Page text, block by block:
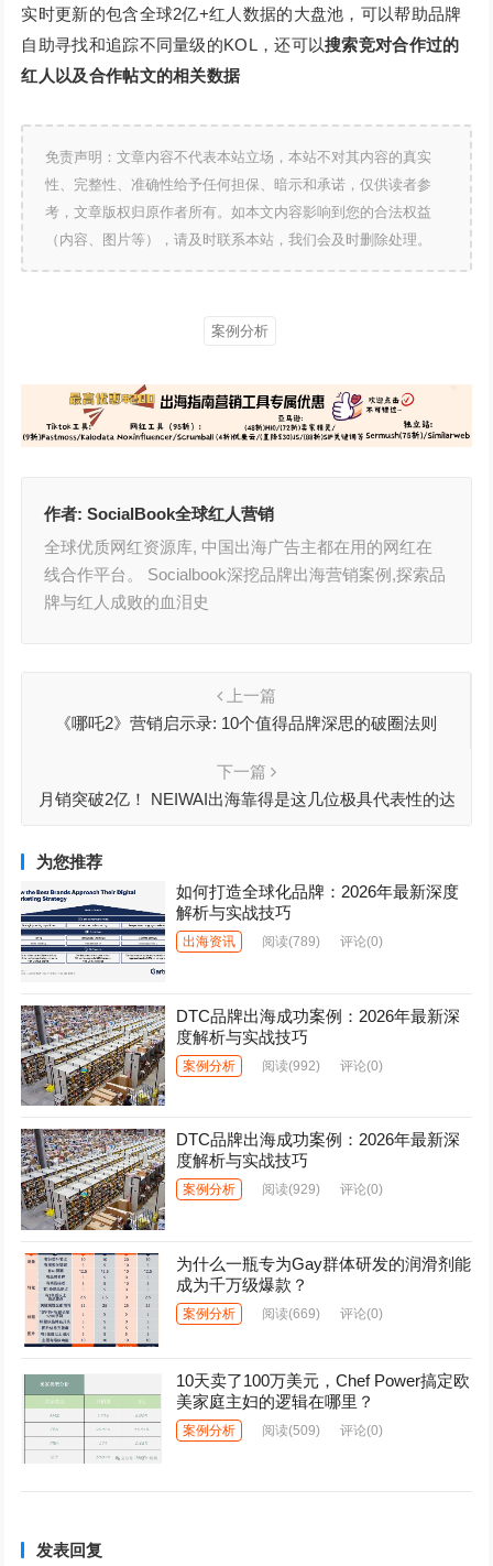
实时更新的包含全球2亿+红人数据的大盘池，可以帮助品牌
自助寻找和追踪不同量级的KOL，还可以搜索竞对合作过的
红人以及合作帖文的相关数据
免责声明：文章内容不代表本站立场，本站不对其内容的真实
性、完整性、准确性给予任何担保、暗示和承诺，仅供读者参
考，文章版权归原作者所有。如本文内容影响到您的合法权益
（内容、图片等），请及时联系本站，我们会及时删除处理。
案例分析
作者:SocialBook全球红人营销
全球优质网红资源库, 中国出海广告主都在用的网红在
线合作平台。 Socialbook深挖品牌出海营销案例,探索品
牌与红人成败的血泪史
上一篇
《哪吒2》营销启示录: 10个值得品牌深思的破圈法则
下一篇
月销突破2亿！ NEIWAI出海靠得是这几位极具代表性的达
为您推荐
如何打造全球化品牌：2026年最新深度
解析与实战技巧
出海资讯 阅读(789) 评论(0)
DTC品牌出海成功案例：2026年最新深
度解析与实战技巧
案例分析 阅读(992) 评论(0)
DTC品牌出海成功案例：2026年最新深
度解析与实战技巧
案例分析 阅读(929) 评论(0)
为什么一瓶专为Gay群体研发的润滑剂能
成为千万级爆款？
案例分析 阅读(669) 评论(0)
10天卖了100万美元，Chef Power搞定欧
美家庭主妇的逻辑在哪里？
案例分析 阅读(509) 评论(0)
发表回复